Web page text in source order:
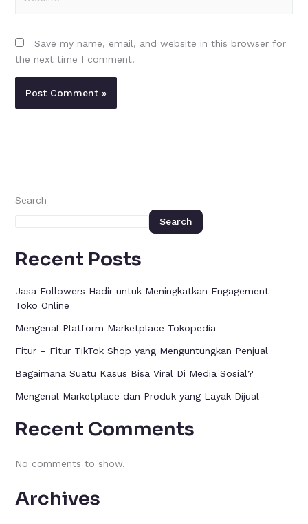
Save my name, email, and website in this browser for
the next time I comment.
Search
Search
Recent Posts
Jasa Followers Hadir untuk Meningkatkan Engagement
Toko Online
Mengenal Platform Marketplace Tokopedia
Fitur – Fitur TikTok Shop yang Menguntungkan Penjual
Bagaimana Suatu Kasus Bisa Viral Di Media Sosial?
Mengenal Marketplace dan Produk yang Layak Dijual
Recent Comments
No comments to show.
Archives